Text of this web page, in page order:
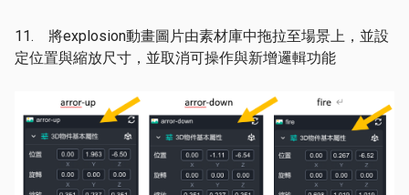
11. 將explosion動畫圖片由素材庫中拖拉至場景上，並設
定位置與縮放尺寸，並取消可操作與新增邏輯功能